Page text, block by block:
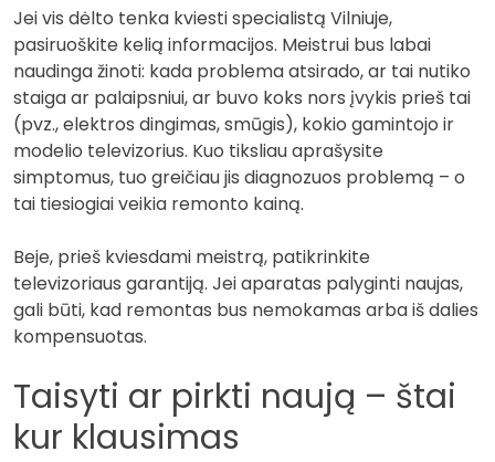
Jei vis dėlto tenka kviesti specialistą Vilniuje,
pasiruoškite kelią informacijos. Meistrui bus labai
naudinga žinoti: kada problema atsirado, ar tai nutiko
staiga ar palaipsniui, ar buvo koks nors įvykis prieš tai
(pvz., elektros dingimas, smūgis), kokio gamintojo ir
modelio televizorius. Kuo tiksliau aprašysite
simptomus, tuo greičiau jis diagnozuos problemą – o
tai tiesiogiai veikia remonto kainą.
Beje, prieš kviesdami meistrą, patikrinkite
televizoriaus garantiją. Jei aparatas palyginti naujas,
gali būti, kad remontas bus nemokamas arba iš dalies
kompensuotas.
Taisyti ar pirkti naują – štai
kur klausimas